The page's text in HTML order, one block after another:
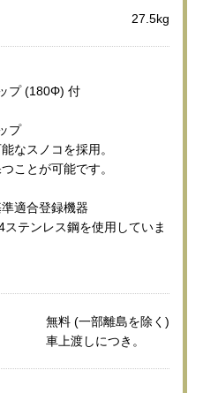
27.5kg
プ (180Φ) 付
プ
なスノコを採用。
ことが可能です。
適合登録機器
テンレス鋼を使用していま
無料 (一部離島を除く)
車上渡しにつき。